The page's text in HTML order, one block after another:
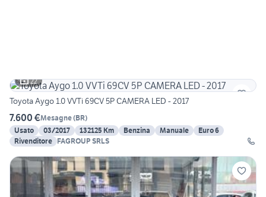
22
Toyota Aygo 1.0 VVTi 69CV 5P CAMERA LED - 2017
7.600 €Mesagne(BR)
Usato
03/2017 132125 Km Benzina Manuale
Euro 6
Rivenditore FAGROUP SRLS